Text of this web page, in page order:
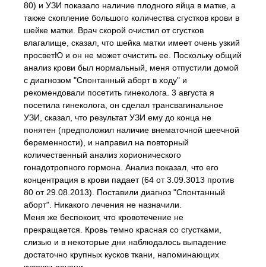
80) и УЗИ показало наличие плодного яйца в матке, а
также скопление большого количества сгустков крови в
шейке матки. Врач скорой очистил от сгустков
влагалище, сказал, что шейка матки имеет очень узкий
просветЮ и он не может очистить ее. Поскольку общий
анализ крови был нормальный, меня отпустили домой
с диагнозом "Спонтанный аборт в ходу" и
рекомендовали посетить гинеколога. 3 августа я
посетила гинеколога, он сделал трансвагинальное
УЗИ, сказал, что результат УЗИ ему до конца не
понятен (предположил наличие внематочной шеечной
беременности), и направил на повторный
количественный анализ хорионического
гонадотропного гормона. Анализ показал, что его
концентрация в крови падает (64 от 3.09.3013 против
80 от 29.08.2013). Поставили диагноз "Спонтанный
аборт". Никакого лечения не назначили.
Меня же беспокоит, что кровотечение не
прекращается. Кровь темно красная со сгустками,
слизью и в некоторые дни наблюдалось выпадение
достаточно крупных кусков ткани, напоминающих